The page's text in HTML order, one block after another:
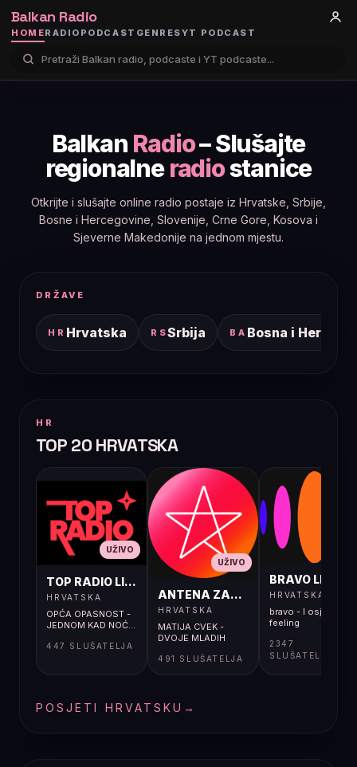
Balkan Radio
HOMERADIO PODCAST GENRESYT PODCAST
Balkan Radio– Slušajte
regionalneradiostanice
Otkrijte i slušajte online radio postaje iz Hrvatske, Srbije,
Bosne i Hercegovine, Slovenije, Crne Gore, Kosova i
Sjeverne Makedonije na jednom mjestu.
DRŽAVE
HR Hrvatska RSSrbija BA Bosna i
HR
TOP 20 HRVATSKA
UŽIVO
TOP RADIO LIVE
HRVATSKA
OPĆA OPASNOST -
JEDNOM KAD NOĆ...
447 SLUŠATELJA
UŽIVO
ANTENA ZAGREB LIVE
HRVATSKA
MATIJA CVEK -
DVOJE MLADIH
491 SLUŠATELJA
BRAVO LIVE
HRVATSKA
bravo - I osjećaj i
feeling
2347
SLUŠATELJA
POSJETI HRVATSKU →